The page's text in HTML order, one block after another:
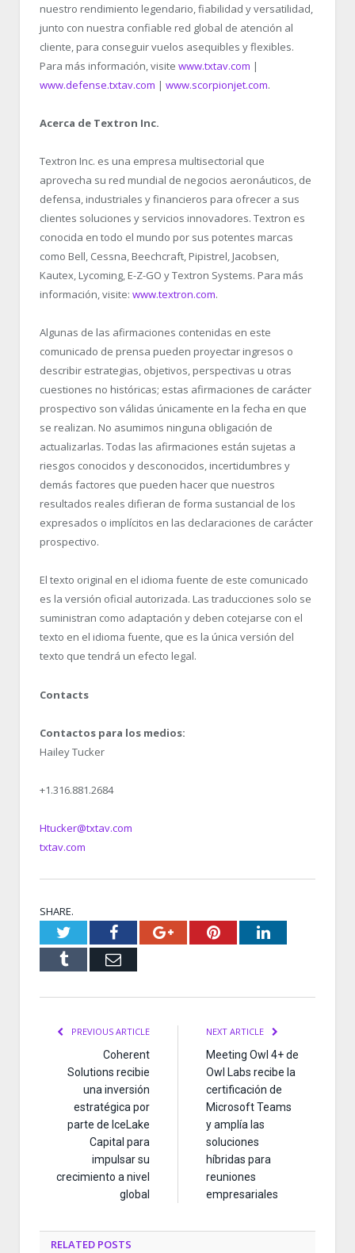
nuestro rendimiento legendario, fiabilidad y versatilidad,
junto con nuestra confiable red global de atención al
cliente, para conseguir vuelos asequibles y flexibles.
Para más información, visite www.txtav.com |
www.defense.txtav.com | www.scorpionjet.com.
Acerca de Textron Inc.
Textron Inc. es una empresa multisectorial que
aprovecha su red mundial de negocios aeronáuticos, de
defensa, industriales y financieros para ofrecer a sus
clientes soluciones y servicios innovadores. Textron es
conocida en todo el mundo por sus potentes marcas
como Bell, Cessna, Beechcraft, Pipistrel, Jacobsen,
Kautex, Lycoming, E-Z-GO y Textron Systems. Para más
información, visite: www.textron.com.
Algunas de las afirmaciones contenidas en este
comunicado de prensa pueden proyectar ingresos o
describir estrategias, objetivos, perspectivas u otras
cuestiones no históricas; estas afirmaciones de carácter
prospectivo son válidas únicamente en la fecha en que
se realizan. No asumimos ninguna obligación de
actualizarlas. Todas las afirmaciones están sujetas a
riesgos conocidos y desconocidos, incertidumbres y
demás factores que pueden hacer que nuestros
resultados reales difieran de forma sustancial de los
expresados o implícitos en las declaraciones de carácter
prospectivo.
El texto original en el idioma fuente de este comunicado
es la versión oficial autorizada. Las traducciones solo se
suministran como adaptación y deben cotejarse con el
texto en el idioma fuente, que es la única versión del
texto que tendrá un efecto legal.
Contacts
Contactos para los medios:
Hailey Tucker
+1.316.881.2684
Htucker@txtav.com
txtav.com
SHARE.
TwitterFacebookGoogle+PinterestLinkedIn
Tumblr Email
PREVIOUS ARTICLE
Coherent
Solutions recibie
una inversión
estratégica por
parte de IceLake
Capital para
impulsar su
crecimiento a nivel
global
NEXT ARTICLE
Meeting Owl 4+ de
Owl Labs recibe la
certificación de
Microsoft Teams
y amplía las
soluciones
híbridas para
reuniones
empresariales
RELATED POSTS